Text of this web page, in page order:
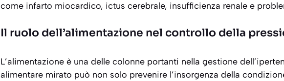
come infarto miocardico, ictus cerebrale, insufficienza renale e
Il ruolo dell’alimentazione nel controllo della
L’alimentazione è una delle colonne portanti nella gestione
alimentare mirato può non solo prevenire l’insorgenza della